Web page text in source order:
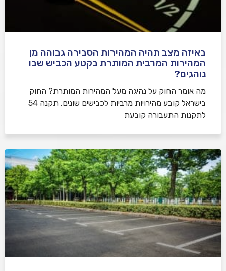
באיזה מצב תהיה המהירות הסבירה גבוהה מן
המהירות המרבית המותרת בקטע הכביש שבו
נוהגים?
​מה אומר החוק על נהיגה מעל המהירות המותרת? החוק
בישראל קובע מהירויות מרביות לכבישים שונים. תקנה 54
לתקנות התעבורה קובעת